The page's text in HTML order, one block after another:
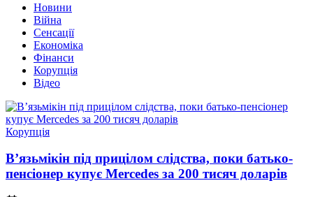
Новини
Війна
Сенсації
Економіка
Фінанси
Корупція
Відео
Опублікувати
Корупція
В’язьмікін під прицілом слідства, поки батько-
пенсіонер купує Mercedes за 200 тисяч доларів